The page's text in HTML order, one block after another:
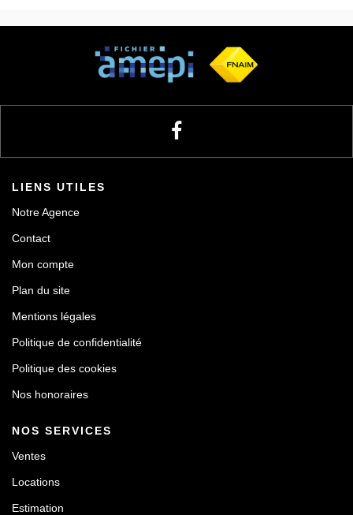
LIENS UTILES
Notre Agence
Contact
Mon compte
Plan du site
Mentions légales
Politique de confidentialité
Politique des cookies
Nos honoraires
NOS SERVICES
Ventes
Locations
Estimation